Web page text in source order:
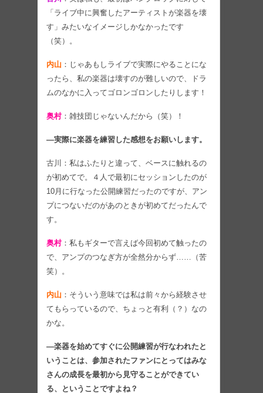
「ライブ中に興奮したアーティストが楽器を壊
す」みたいなイメージしかなかったです
（笑）。
内山 ：じゃあもしライブで実際にやることにな
ったら、私の楽器は壊すのが難しいので、ドラ
ムのなかに入ってゴロンゴロンしたりします！
奥村：雑技団じゃないんだから（笑）！
―実際に楽器を練習した感想をお願いします。
古川：私はふたりと違って、ベースに触れるの
が初めてで。４人で最初にセッションしたのが
10月に行なった公開練習だったのですが、アン
プにつないだのがあのときが初めてだったんで
す。
奥村：私もギターで言えば今回初めて触ったの
で、アンプのつなぎ方が全然分からず……（苦
笑）。
内山 ：そういう意味では私は前々から経験させ
てもらっているので、ちょっと有利（？）なの
かな。
―楽器を始めてすぐに公開練習が行なわれたと
いうことは、参加されたファンにとってはみな
さんの成長を最初から見守ることができてい
る、ということですよね？